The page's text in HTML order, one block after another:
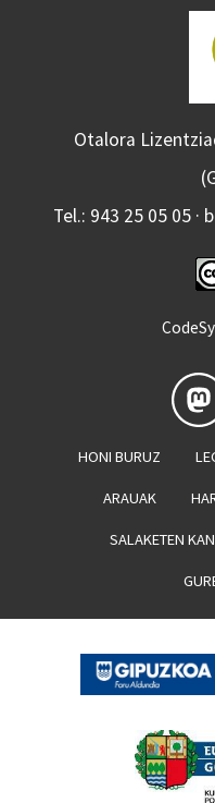
Otalora
Tel.: 943 25 05 05
HONI BURUZ
ARAUAK
SALAKETEN